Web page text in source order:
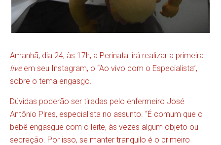
Amanhã, dia 24, às 17h, a Perinatal irá realizar a primeira
liveem seu Instagram, o “Ao vivo com o Especialista”,
sobre o tema engasgo.
Dúvidas poderão ser tiradas pelo enfermeiro José
Antônio Pires, especialista no assunto. “É comum que o
bebê engasgue com o leite, às vezes algum objeto ou
secreção. Por isso, se manter tranquilo é o primeiro